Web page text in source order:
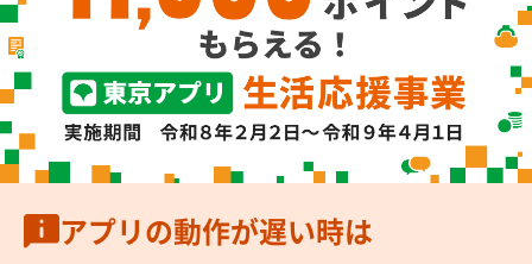
東京アプリの
ダウンロードはこちら
アプリの動作が遅い時は